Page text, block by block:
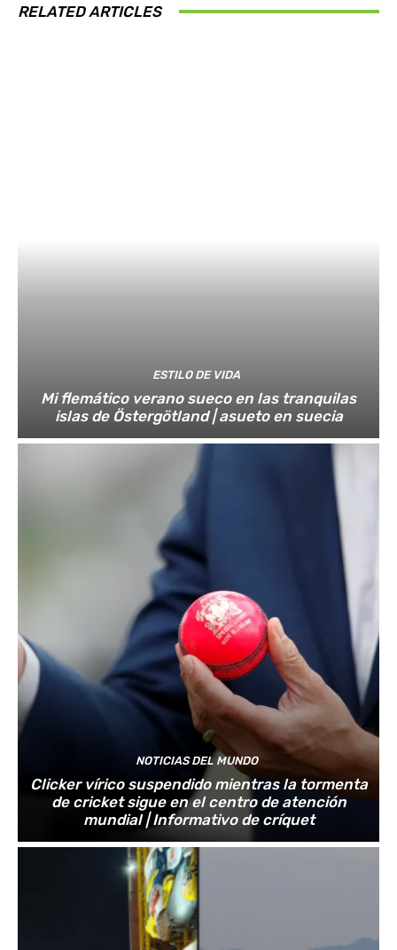
RELATED ARTICLES
ESTILO DE VIDA
Mi flemático verano sueco en las tranquilas
islas de Östergötland | asueto en suecia
NOTICIAS DEL MUNDO
Clicker vírico suspendido mientras la tormenta
de cricket sigue en el centro de atención
mundial | Informativo de críquet